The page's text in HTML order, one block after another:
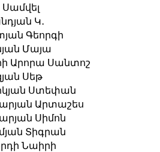
Սամվել
Կ․
Գեորգի
Մայա
Արորա Սանտոշ
Սեթ
Ստեփան
Արտաշես
Սիմոն
Տիգրան
Նաիրի